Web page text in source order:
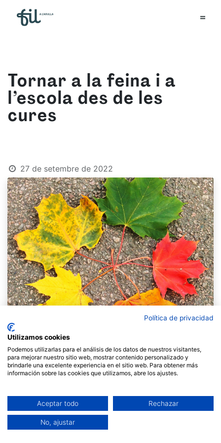
Tornar a la feina i a
l’escola des de les
cures
27 de setembre de 2022
Un article elaborat per l’equip de Fil a l’agulla.
Tornar a la feina i a l’escola des
de les cures
Entre la setmana passada i aquesta, l’equip de Fil a
Política de privacidad
Utilizamos cookies
Podemos utilizarlas para el análisis de los datos de nuestros visitantes,
para mejorar nuestro sitio web, mostrar contenido personalizado y
brindarle una excelente experiencia en el sitio web. Para obtener más
información sobre las cookies que utilizamos, abre los ajustes.
Aceptar todo Rechazar
No, ajustar